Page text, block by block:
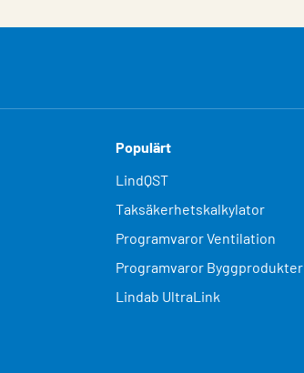
Populärt
LindQST
Taksäkerhetskalkylator
Programvaror Ventilation
Programvaror Byggprodukter
Lindab UltraLink